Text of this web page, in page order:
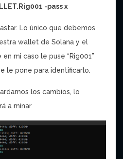
-pass x
Lo único que debemos
wallet de Solana y el
mi caso le puse “Rig001”
le pone para identificarlo.
los cambios, lo
a minar